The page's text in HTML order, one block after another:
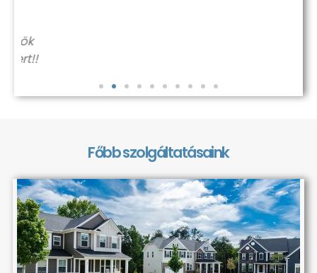
Főbb szolgáltatásaink